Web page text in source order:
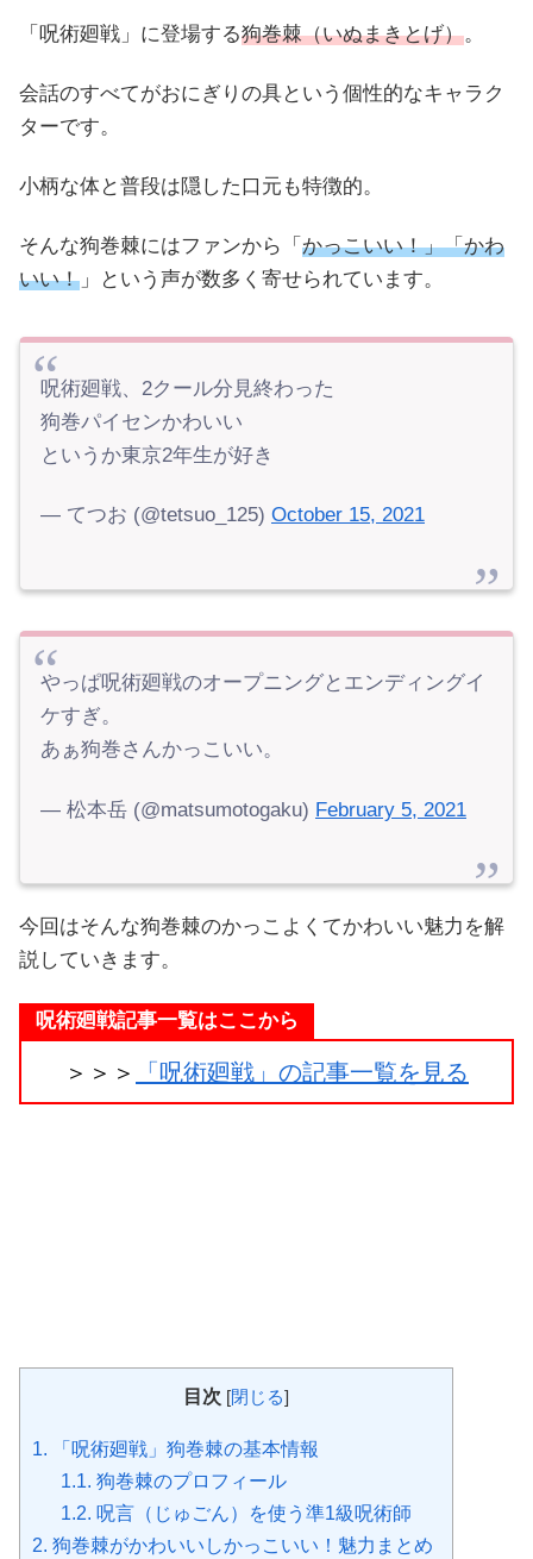
「呪術廻戦」に登場する狗巻棘（いぬまきとげ）。
会話のすべてがおにぎりの具という個性的なキャラク
ターです。
小柄な体と普段は隠した口元も特徴的。
そんな狗巻棘にはファンから「 かっこいい！」「かわ
いい！ 」という声が数多く寄せられています。
呪術廻戦、2クール分見終わった
狗巻パイセンかわいい
というか東京2年生が好き
— てつお (@tetsuo_125) October 15, 2021
やっぱ呪術廻戦のオープニングとエンディングイ
ケすぎ。
あぁ狗巻さんかっこいい。
— 松本岳 (@matsumotogaku) February 5, 2021
今回はそんな狗巻棘のかっこよくてかわいい魅力を解
説していきます。
呪術廻戦記事一覧はここから
＞＞＞ 「呪術廻戦」の記事一覧を見る
目次 [閉じる]
1. 「呪術廻戦」狗巻棘の基本情報
1.1. 狗巻棘のプロフィール
1.2. 呪言（じゅごん）を使う準1級呪術師
2. 狗巻棘がかわいいしかっこいい！魅力まとめ